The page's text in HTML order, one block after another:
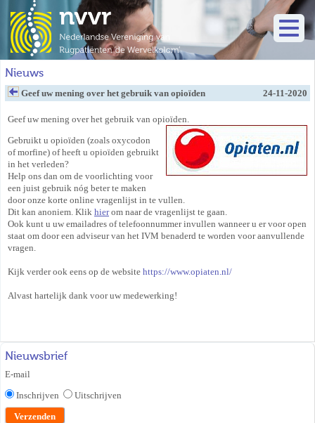
Nieuws
Geef uw mening over het gebruik van opioïden 24-11-2020
Geef uw mening over het gebruik van opioïden.
Gebruikt u opioïden (zoals oxycodon
of morfine) of heeft u opioïden gebruikt
in het verleden?
Help ons dan om de voorlichting voor
een juist gebruik nóg beter te maken
door onze korte online vragenlijst in te vullen.
Dit kan anoniem. Klik hierom naar de vragenlijst te gaan.
Ook kunt u uw emailadres of telefoonnummer invullen wanneer u er voor open
staat om door een adviseur van het IVM benaderd te worden voor aanvullende
vragen.
Kijk verder ook eens op de website https://www.opiaten.nl/
Alvast hartelijk dank voor uw medewerking!
Nieuwsbrief
E-mail
Inschrijven
Uitschrijven